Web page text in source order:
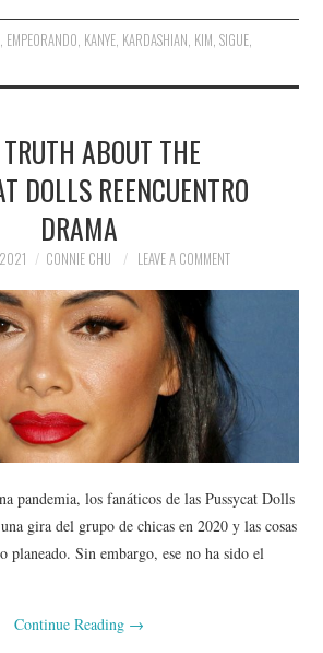
, EMPEORANDO, KANYE, KARDASHIAN, KIM, SIGUE,
ABOUT THE
DOLLS REENCUENTRO
DRAMA
CONNIE CHU LEAVE A COMMENT
pandemia, los fanáticos de las Pussycat Dolls
gira del grupo de chicas en 2020 y las cosas
planeado. Sin embargo, ese no ha sido el
Continue Reading →